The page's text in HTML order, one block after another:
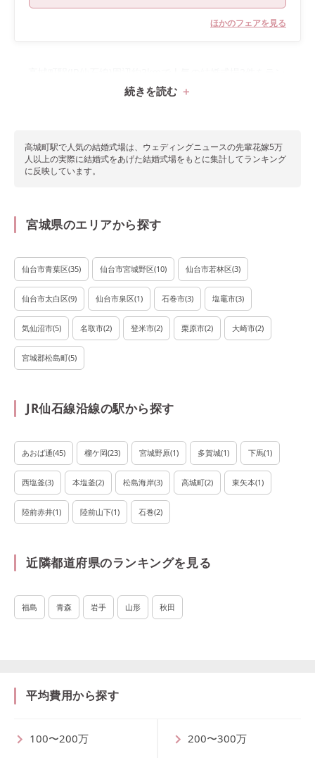
ほかのフェアを見る
続きを読む
高城町駅で人気の結婚式場は、ウェディングニュースの先輩花嫁5万
人以上の実際に結婚式をあげた結婚式場をもとに集計してランキング
に反映しています。
宮城県のエリアから探す
仙台市青葉区(35) 仙台市宮城野区(10) 仙台市若林区(3)
仙台市太白区(9) 仙台市泉区(1) 石巻市(3) 塩竈市(3)
気仙沼市(5) 名取市(2) 登米市(2) 栗原市(2) 大崎市(2)
宮城郡松島町(5)
JR仙石線沿線の駅から探す
あおば通(45) 榴ケ岡(23) 宮城野原(1) 多賀城(1) 下馬(1)
西塩釜(3) 本塩釜(2) 松島海岸(3) 高城町(2) 東矢本(1)
陸前赤井(1) 陸前山下(1) 石巻(2)
近隣都道府県のランキングを見る
福島 青森 岩手 山形 秋田
平均費用から探す
100〜200万 200〜300万